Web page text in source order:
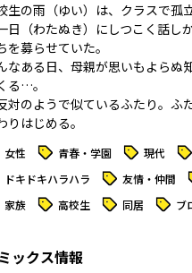
生の雨（ゆい）は、クラスで孤
日（わたぬき）にしつこく話し
を募らせていた。
なある日、母親が思いもよらぬ
る…。
対のようで似ているふたり。ふ
りはじめる。
女性 タグ 青春・学園 タグ 現代 タグ
ドキドキハラハラ タグ 友情・仲間
家族 タグ 高校生 タグ 同居 タグ ブ
ックス情報